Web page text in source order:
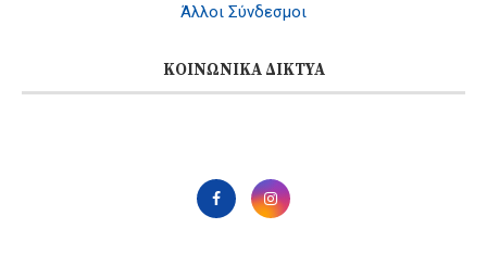
Άλλοι Σύνδεσμοι
ΚΟΙΝΩΝΙΚΆ ΔΊΚΤΥΑ